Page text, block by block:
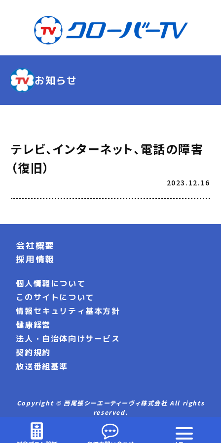
お知らせ
テレビ、インターネット、電話の障害
（復旧）
2023.12.16
会社概要
採用情報
個人情報について
このサイトについて
情報セキュリティ基本方針
健康経営
法人・自治体向けサービス
契約規約
放送番組基準
Copyright © 西尾張シーエーティーヴィ株式会社 All rights
reserved.